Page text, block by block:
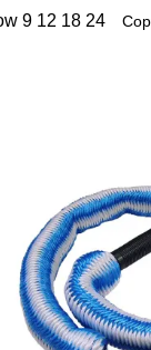
9 12 18 24